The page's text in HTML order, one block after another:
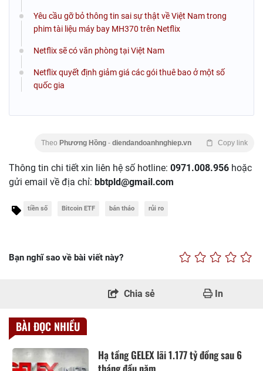
Yêu cầu gỡ bỏ thông tin sai sự thật về Việt Nam trong
phim tài liệu máy bay MH370 trên Netflix
Netflix sẽ có văn phòng tại Việt Nam
Netflix quyết định giảm giá các gói thuê bao ở một số
quốc gia
Theo Phương Hồng - diendandoanhnghiep.vn Copy link
Thông tin chi tiết xin liên hệ số hotline: 0971.008.956 hoặc
gửi email về địa chỉ: bbtpld@gmail.com
tiền số Bitcoin ETF bán tháo rủi ro
Bạn nghĩ sao về bài viết này?
Chia sẻ In
BÀI ĐỌC NHIỀU
Hạ tầng GELEX lãi 1.177 tỷ đồng sau 6